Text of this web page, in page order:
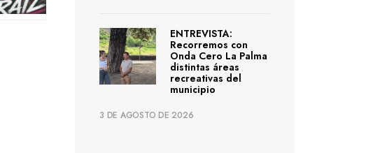
ENTREVISTA:
Recorremos con
Onda Cero La Palma
distintas áreas
recreativas del
municipio
3 DE AGOSTO DE 2026